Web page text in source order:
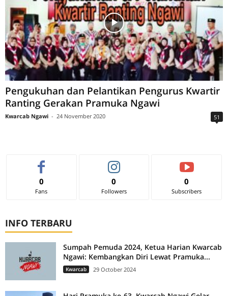
Pengukuhan dan Pelantikan Pengurus Kwartir
Ranting Gerakan Pramuka Ngawi
Kwarcab Ngawi - 24 November 2020 51
0
Fans
0
Followers
0
Subscribers
INFO TERBARU
Sumpah Pemuda 2024, Ketua Harian Kwarcab
Ngawi: Kembangkan Diri Lewat Pramuka...
Kwarcab 29 October 2024